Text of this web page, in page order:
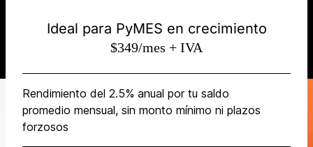
Ideal para PyMES en crecimiento
$349/mes + IVA
Rendimiento del 2.5% anual por tu saldo
promedio mensual, sin monto mínimo ni plazos
forzosos